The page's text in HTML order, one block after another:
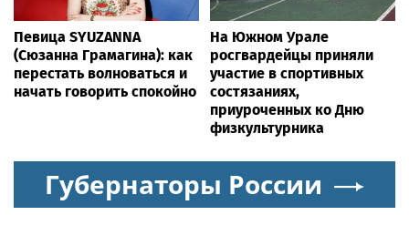
Певица SYUZANNA
(Сюзанна Грамагина): как
перестать волноваться и
начать говорить спокойно
На Южном Урале
росгвардейцы приняли
участие в спортивных
состязаниях,
приуроченных ко Дню
физкультурника
Губернаторы России